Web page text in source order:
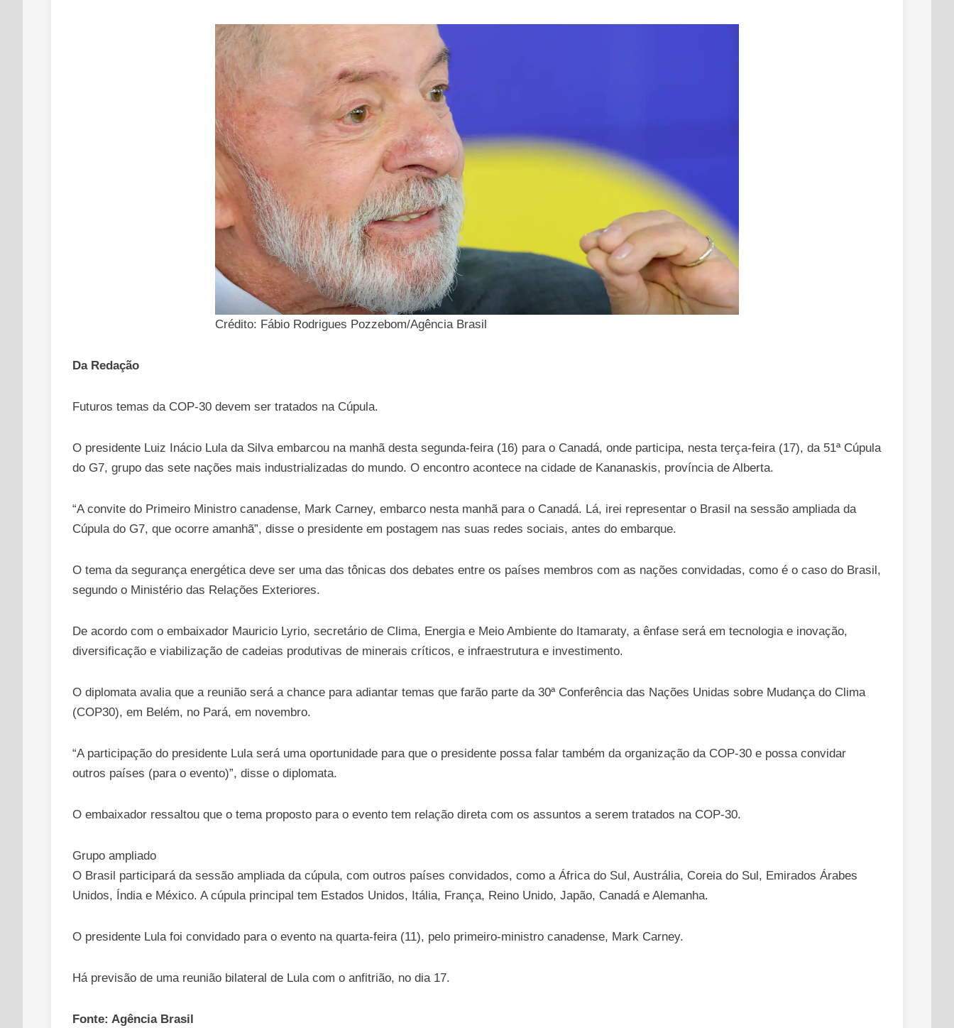
Crédito: Fábio Rodrigues Pozzebom/Agência Brasil
Da Redação
Futuros temas da COP-30 devem ser tratados na Cúpula.
O presidente Luiz Inácio Lula da Silva embarcou na manhã desta segunda-feira (16) para o Canadá, onde participa, nesta terça-feira (17), da 51ª Cúpula
do G7, grupo das sete nações mais industrializadas do mundo. O encontro acontece na cidade de Kananaskis, província de Alberta.
“A convite do Primeiro Ministro canadense, Mark Carney, embarco nesta manhã para o Canadá. Lá, irei representar o Brasil na sessão ampliada da
Cúpula do G7, que ocorre amanhã”, disse o presidente em postagem nas suas redes sociais, antes do embarque.
O tema da segurança energética deve ser uma das tônicas dos debates entre os países membros com as nações convidadas, como é o caso do Brasil,
segundo o Ministério das Relações Exteriores.
De acordo com o embaixador Mauricio Lyrio, secretário de Clima, Energia e Meio Ambiente do Itamaraty, a ênfase será em tecnologia e inovação,
diversificação e viabilização de cadeias produtivas de minerais críticos, e infraestrutura e investimento.
O diplomata avalia que a reunião será a chance para adiantar temas que farão parte da 30ª Conferência das Nações Unidas sobre Mudança do Clima
(COP30), em Belém, no Pará, em novembro.
“A participação do presidente Lula será uma oportunidade para que o presidente possa falar também da organização da COP-30 e possa convidar
outros países (para o evento)”, disse o diplomata.
O embaixador ressaltou que o tema proposto para o evento tem relação direta com os assuntos a serem tratados na COP-30.
Grupo ampliado
O Brasil participará da sessão ampliada da cúpula, com outros países convidados, como a África do Sul, Austrália, Coreia do Sul, Emirados Árabes
Unidos, Índia e México. A cúpula principal tem Estados Unidos, Itália, França, Reino Unido, Japão, Canadá e Alemanha.
O presidente Lula foi convidado para o evento na quarta-feira (11), pelo primeiro-ministro canadense, Mark Carney.
Há previsão de uma reunião bilateral de Lula com o anfitrião, no dia 17.
Fonte: Agência Brasil